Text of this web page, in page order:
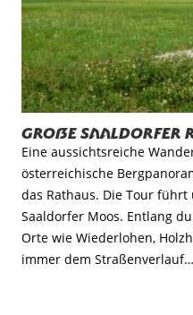
Große Saaldorfer
Eine aussichtsreiche
österreichische
das Rathaus. Die Tour
Saaldorfer Moos. Entlang
Orte wie Wiederlohen,
immer dem Straßenverlauf…